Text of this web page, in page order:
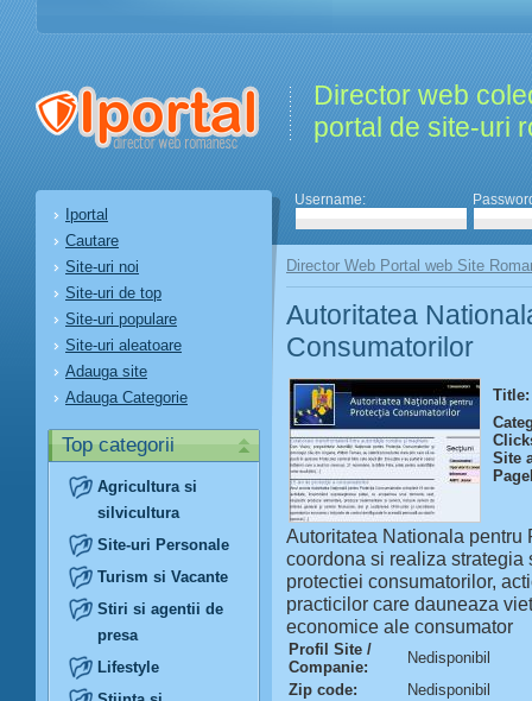
Director web
portal de site-uri
Iportal
Cautare
Site-uri noi
Site-uri de top
Site-uri populare
Site-uri aleatoare
Adauga site
Adauga Categorie
Top categorii
Agricultura si
silvicultura
Site-uri Personale
Turism si Vacante
Stiri si agentii de
presa
Lifestyle
Username:
Director Web Portal web Site
Autoritatea
Consumatorilor
Title:
Site
Autoritatea Nationala pentru
coordona si realiza
protectiei consumatorilor,
practicilor care dauneaza
economice ale consumator
Profil Site /
Companie:
Nedisponibil
Zip code:
Nedisponibil